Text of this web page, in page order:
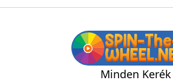
Minden Kerék